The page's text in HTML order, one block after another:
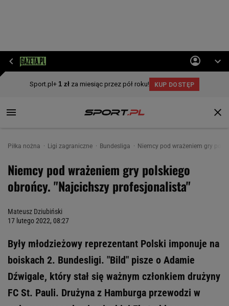
Piłka nożna Ligi zagraniczne Bundesliga Niemcy pod wrażeniem gry
Niemcy pod wrażeniem gry polskiego
obrońcy. "Najcichszy profesjonalista"
Mateusz Dziubiński
17 lutego 2022, 08:27
Były młodzieżowy reprezentant Polski imponuje na
boiskach 2. Bundesligi. "Bild" pisze o Adamie
Dźwigale, który stał się ważnym członkiem drużyny
FC St. Pauli. Drużyna z Hamburga przewodzi w